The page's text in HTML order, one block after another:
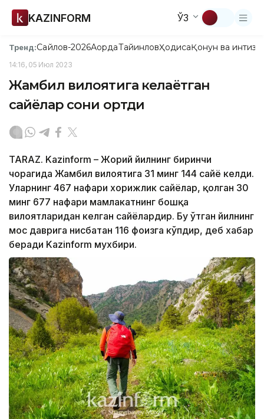
KAZINFORM ЎЗ
Тренд:Сайлов-2026АқордаТайинловҲодисаҚонун ва
14:16, 05 Июл 2023
Жамбил вилоятига келаётган
сайёҳлар сони ортди
TARAZ. Kazinform – Жорий йилнинг биринчи
чорагида Жамбил вилоятига 31 минг 144 сайёҳ келди.
Уларнинг 467 нафари хорижлик сайёҳлар, қолган 30
минг 677 нафари мамлакатнинг бошқа
вилоятларидан келган сайёҳлардир. Бу ўтган йилнинг
мос даврига нисбатан 116 фоизга кўпдир, деб хабар
беради Kazinform мухбири.